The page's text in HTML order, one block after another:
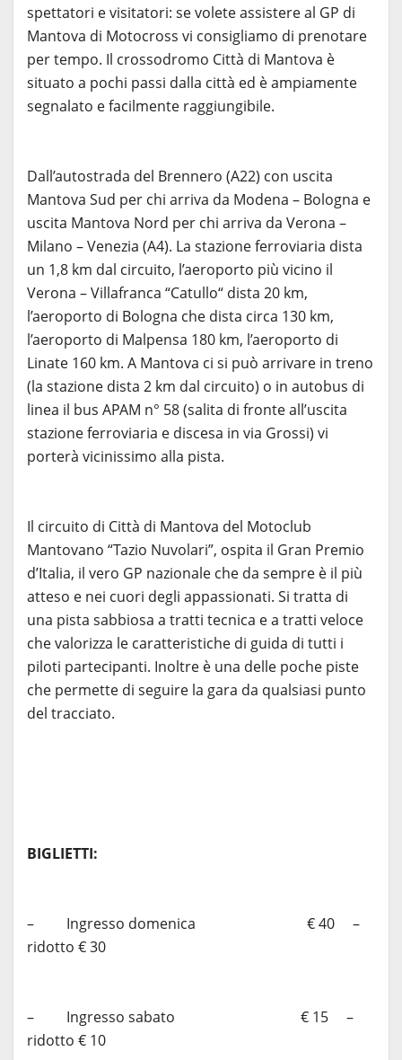
spettatori e visitatori: se volete assistere al GP di
Mantova di Motocross vi consigliamo di prenotare
per tempo. Il crossodromo Città di Mantova è
situato a pochi passi dalla città ed è ampiamente
segnalato e facilmente raggiungibile.
Dall’autostrada del Brennero (A22) con uscita
Mantova Sud per chi arriva da Modena – Bologna e
uscita Mantova Nord per chi arriva da Verona –
Milano – Venezia (A4). La stazione ferroviaria dista
un 1,8 km dal circuito, l’aeroporto più vicino il
Verona – Villafranca “Catullo“ dista 20 km,
l’aeroporto di Bologna che dista circa 130 km,
l’aeroporto di Malpensa 180 km, l’aeroporto di
Linate 160 km. A Mantova ci si può arrivare in treno
(la stazione dista 2 km dal circuito) o in autobus di
linea il bus APAM n° 58 (salita di fronte all’uscita
stazione ferroviaria e discesa in via Grossi) vi
porterà vicinissimo alla pista.
Il circuito di Città di Mantova del Motoclub
Mantovano “Tazio Nuvolari”, ospita il Gran Premio
d’Italia, il vero GP nazionale che da sempre è il più
atteso e nei cuori degli appassionati. Si tratta di
una pista sabbiosa a tratti tecnica e a tratti veloce
che valorizza le caratteristiche di guida di tutti i
piloti partecipanti. Inoltre è una delle poche piste
che permette di seguire la gara da qualsiasi punto
del tracciato.
BIGLIETTI:
– Ingresso domenica € 40 –
ridotto € 30
– Ingresso sabato € 15 –
ridotto € 10